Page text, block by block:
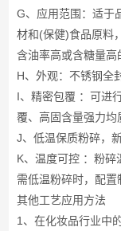
G、应用范围：适于
材和(保健)食品原料
含油率高或含糖量高
H、外观：不锈钢全
I、精密包覆 ：可进
覆、高固含量强力均
J、低温保质粉碎，
K、温度可控 ：粉碎
需低温粉碎时，配
其他工艺应用方法
1、在化妆品行业中